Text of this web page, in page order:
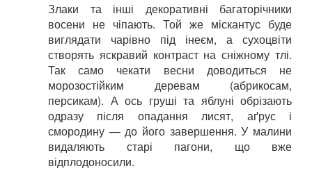
Злаки та інші декоративні багаторічники
восени не чіпають. Той же міскантус буде
виглядати чарівно під інеєм, а сухоцвіти
створять яскравий контраст на сніжному тлі.
Так само чекати весни доводиться не
морозостійким деревам (абрикосам,
персикам). А ось груші та яблуні обрізають
одразу після опадання лисят, аґрус і
смородину — до його завершення. У малини
видаляють старі пагони, що вже
відплодоносили.